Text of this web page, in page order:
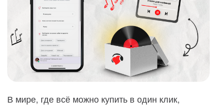
В мире, где всё можно купить в один клик,